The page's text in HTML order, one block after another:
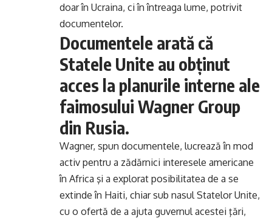
doar în Ucraina, ci în întreaga lume, potrivit
documentelor.
Documentele arată că
Statele Unite au obţinut
acces la planurile interne ale
faimosului Wagner Group
din Rusia.
Wagner, spun documentele, lucrează în mod
activ pentru a zădărnici interesele americane
în Africa şi a explorat posibilitatea de a se
extinde în Haiti, chiar sub nasul Statelor Unite,
cu o ofertă de a ajuta guvernul acestei ţări,